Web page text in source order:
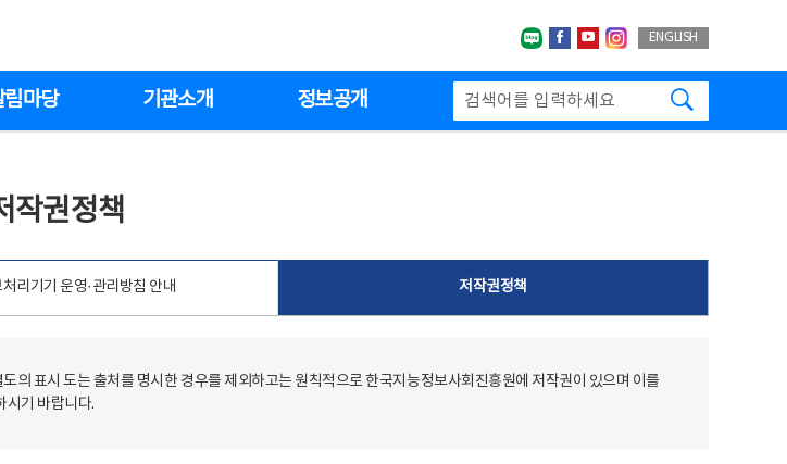
네이버블로그
페이스북
유투브인스타그랩
ENGLISH
림마당 기관소개 정보공개
작권정책
리기기 운영·관리방침 안내 저작권정책
표시 도는 출처를 명시한 경우를 제외하고는 원칙적으로 한국지능정보사회진흥원에 저작권이 있으며 이를
시기 바랍니다.